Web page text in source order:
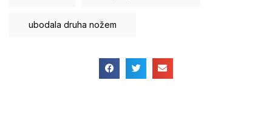
ubodala druha nožem